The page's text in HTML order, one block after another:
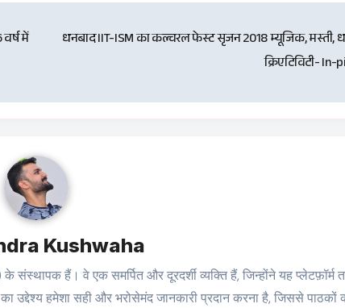
में
धनबाद IIT-ISM का कल्चरल फेस्ट सृजन 2018 म्यूजिक, मस्ती,
क्रिएटिविटी- In-
Kushwaha
हैं। वे एक समर्पित और दूरदर्शी व्यक्ति हैं, जिन्होंने यह प्लेटफ़ॉर्म
हमेशा सही और भरोसेमंद जानकारी प्रदान करना है, जिससे पाठकों